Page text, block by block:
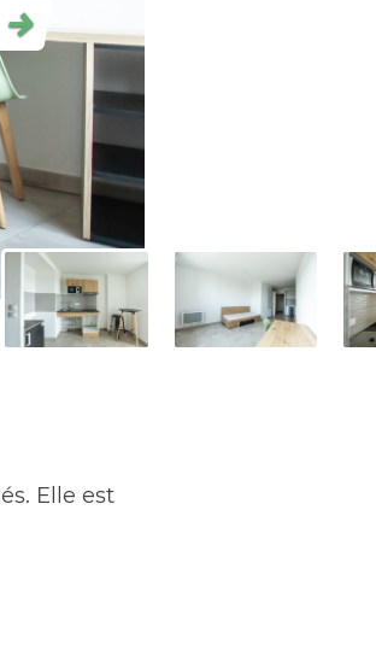
Suivant
Elle est